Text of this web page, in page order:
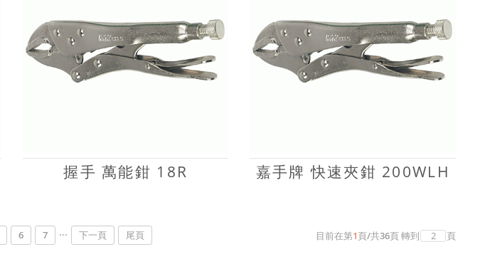
握手 萬能鉗 18R 嘉手牌 快速夾鉗 200WLH
6 7 ... 下一頁 尾頁 目前在第1頁/共36頁轉到 頁